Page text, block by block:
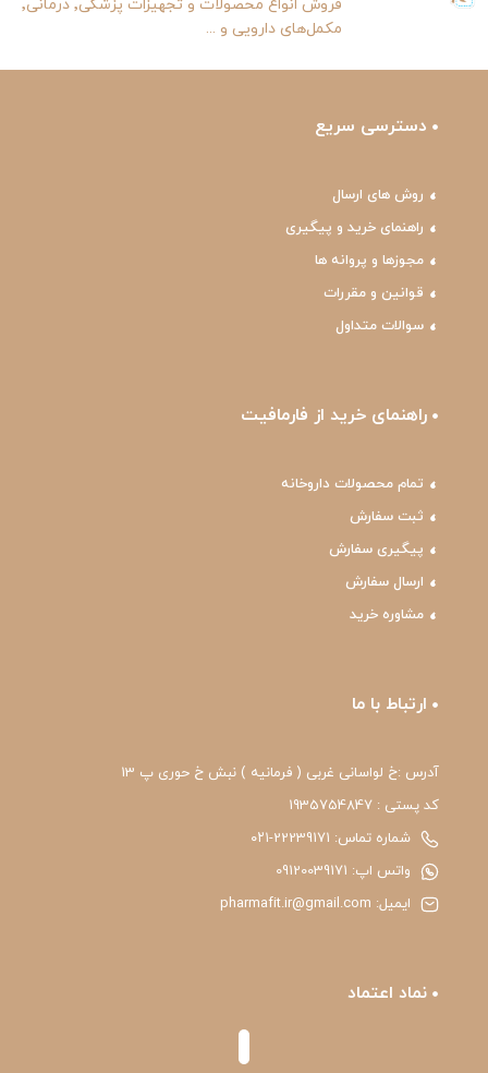
فروش انواع محصولات و تجهیزات پزشکی٬ درمانی٬
مکمل‌های دارویی و ...
دسترسی سریع
روش های ارسال
راهنمای خرید و پیگیری
مجوزها و پروانه ها
قوانین و مقررات
سوالات متداول
راهنمای خرید از فارمافیت
تمام محصولات داروخانه
ثبت سفارش
پیگیری سفارش
ارسال سفارش
مشاوره خرید
ارتباط با ما
آدرس :خ لواسانی غربی ( فرمانیه ) نبش خ حوری پ 13
کد پستی : 1935754847
شماره تماس: 22239171-۰۲۱
واتس اپ: 09120039171
ایمیل: pharmafit.ir@gmail.com
نماد اعتماد